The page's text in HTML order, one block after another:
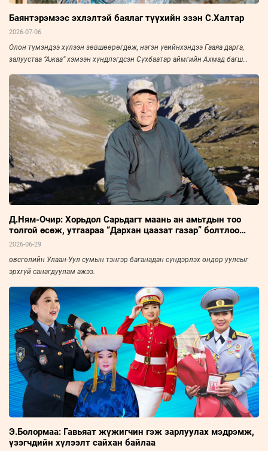
Баянтэрэмээс эхлэлтэй баялаг түүхийн эзэн С.Халтар
2026-07-06
Олон түмэндээ хүлээн зөвшөөрөгдөж, нэгэн үеийнхэндээ Гааяа дарга,
залуустаа “Ажаа” хэмээн хүндлэгдсэн Сүхбаатар аймгийн Ахмад багш
“Зууны мэдээ” сонин “Амьдралын тойрог” буландаа урьж, ярилцлаа. Эрч
хүч дүүрэн амьдарсан эрхэм хүний ярианаас улс, орны нийгэм, эдийн
засаг, улс төрийн амьдралын нэгэн үе ихэд тодхон харагдана.
Д.Ням-Очир: Хорьдол Сарьдагт маань ан амьтдын тоо
толгой өсөж, утгаараа “Дархан цаазат газар” болтлоо
хөгжсөнд сэтгэл бахдаж явдаг
2026-06-29
өвсгөлийн Улаан-Уул сумын тэнгэр баганадан сүндэрлэх өндөр уулсыг
эрхгүй санагдуулам ажээ.
Э.Болормаа: Гавьяат жүжигчин гэж зарлуулах мэдрэмж,
үзэгчдийн хүлээлт сайхан байлаа